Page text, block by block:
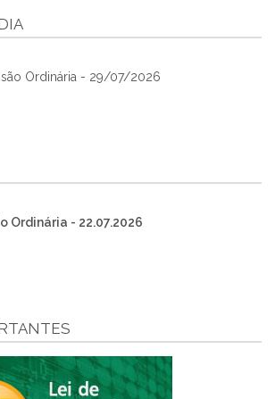
Ordinária - 29/07/2026
Ordinária - 22.07.2026